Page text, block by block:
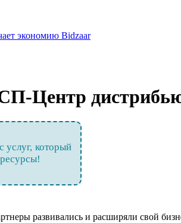
экономию Bidzaar
Центр
который
развивались и расширяли свой